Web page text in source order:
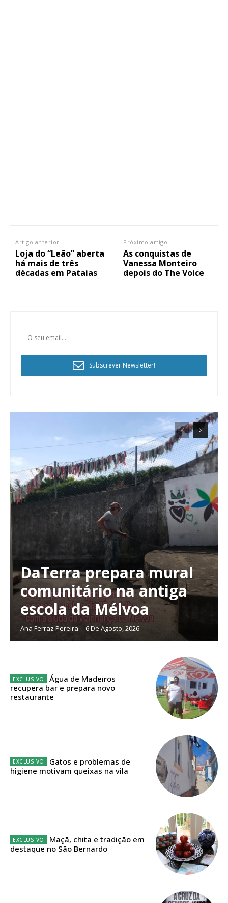
Planos de Assinatura
Faça-se assinante do Região de Cister e ajude-nos a manter este serviço
Sendo assinante terá acesso a todos os conteúdos exclusivos e versões
32€
Edição em papel entregue à Quinta-feira em sua
Artigo anterior
Loja do “Leão” aberta
há mais de três
décadas em Pataias
Próximo artigo
As conquistas de
Vanessa Monteiro
depois do The Voice
Subscrever Newsletter!
DaTerra prepara mural
comunitário na antiga
escola da Mélvoa
Ana Ferraz Pereira - 6 De Agosto, 2026
Água de Madeiros
recupera bar e prepara novo
restaurante
Gatos e problemas de
higiene motivam queixas na vila
Maçã, chita e tradição em
destaque no São Bernardo